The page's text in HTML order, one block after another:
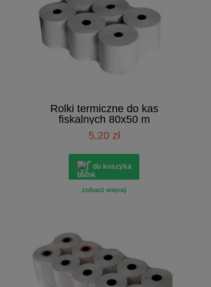
Rolki termiczne do kas
fiskalnych 80x50 m
5,20 zł
do koszyka
zobacz więcej